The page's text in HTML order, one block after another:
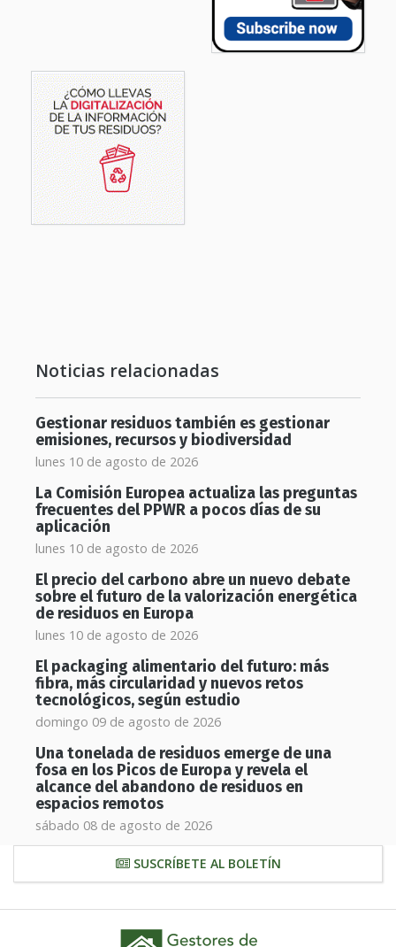
Noticias relacionadas
Gestionar residuos también es gestionar
emisiones, recursos y biodiversidad
lunes 10 de agosto de 2026
La Comisión Europea actualiza las preguntas
frecuentes del PPWR a pocos días de su
aplicación
lunes 10 de agosto de 2026
El precio del carbono abre un nuevo debate
sobre el futuro de la valorización energética
de residuos en Europa
lunes 10 de agosto de 2026
El packaging alimentario del futuro: más
fibra, más circularidad y nuevos retos
tecnológicos, según estudio
domingo 09 de agosto de 2026
Una tonelada de residuos emerge de una
fosa en los Picos de Europa y revela el
alcance del abandono de residuos en
espacios remotos
sábado 08 de agosto de 2026
SUSCRÍBETE AL BOLETÍN